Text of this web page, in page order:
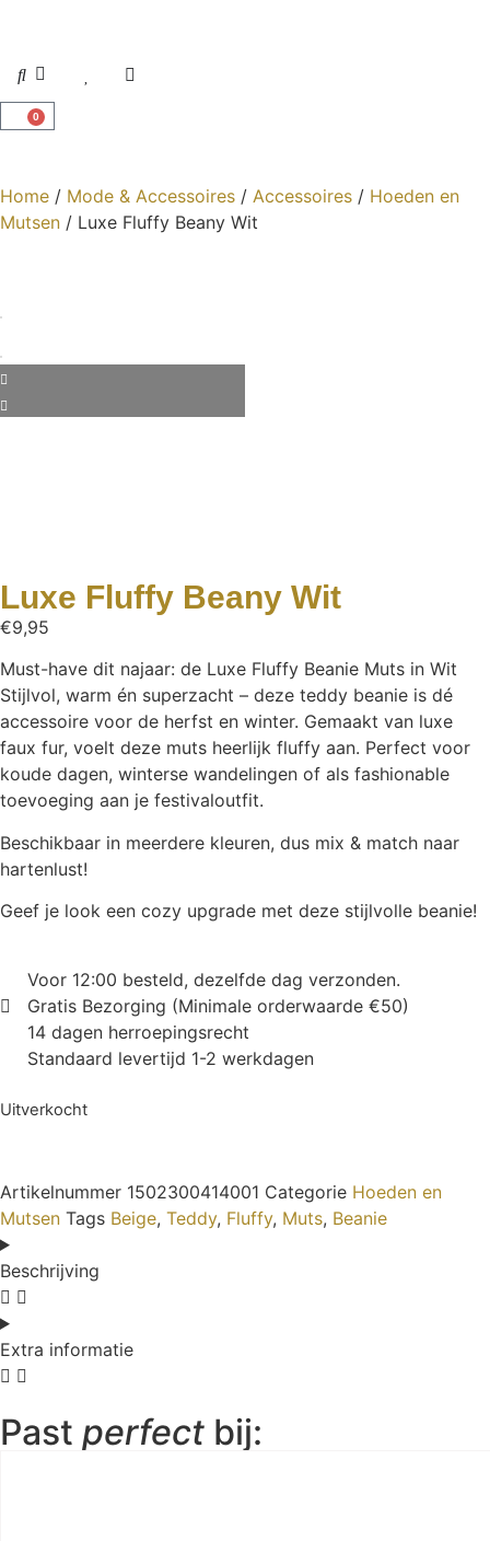
0
Home / Mode & Accessoires / Accessoires / Hoeden en
Mutsen / Luxe Fluffy Beany Wit
Luxe Fluffy Beany Wit
€9,95
Must-have dit najaar: de Luxe Fluffy Beanie Muts in Wit
Stijlvol, warm én superzacht – deze teddy beanie is dé
accessoire voor de herfst en winter. Gemaakt van luxe
faux fur, voelt deze muts heerlijk fluffy aan. Perfect voor
koude dagen, winterse wandelingen of als fashionable
toevoeging aan je festivaloutfit.
Beschikbaar in meerdere kleuren, dus mix & match naar
hartenlust!
Geef je look een cozy upgrade met deze stijlvolle beanie!
Voor 12:00 besteld, dezelfde dag verzonden.
Gratis Bezorging (Minimale orderwaarde €50)
14 dagen herroepingsrecht
Standaard levertijd 1-2 werkdagen
Uitverkocht
Artikelnummer 1502300414001 Categorie Hoeden en
Mutsen Tags Beige, Teddy, Fluffy, Muts, Beanie
Beschrijving
Extra informatie
Past perfect bij: